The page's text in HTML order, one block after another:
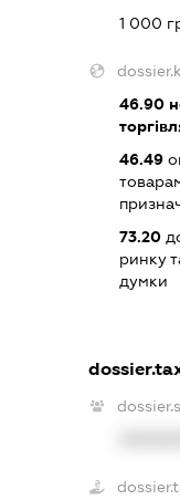
1 000
46.90
46.49
73.20
ринку
думки